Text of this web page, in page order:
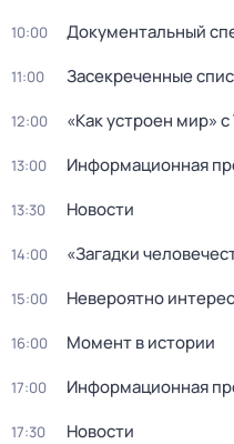
10:00 Документальный
11:00 Заcекрeченные
12:00 «Как устроен мир»
13:00 Информационная
13:30 Новости
14:00 «Загадки
15:00 Невероятно
16:00 Момент в истории
17:00 Информационная
17:30 Новости